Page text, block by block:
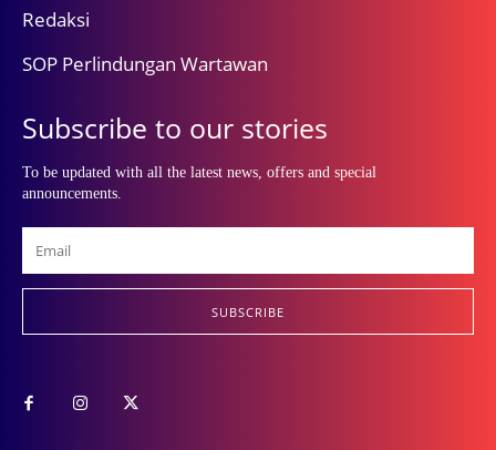
Redaksi
SOP Perlindungan Wartawan
Subscribe to our stories
To be updated with all the latest news, offers and special
announcements.
SUBSCRIBE